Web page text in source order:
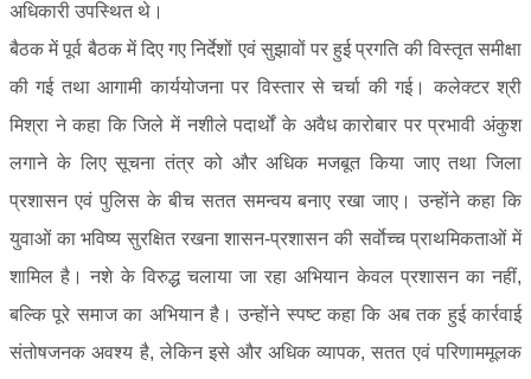
अधिकारी उपस्थित थे।
बैठक में पूर्व बैठक में दिए गए निर्देशों एवं सुझावों पर हुई प्रगति की विस्तृत समीक्षा
की गई तथा आगामी कार्ययोजना पर विस्तार से चर्चा की गई। कलेक्टर श्री
मिश्रा ने कहा कि जिले में नशीले पदार्थों के अवैध कारोबार पर प्रभावी अंकुश
लगाने के लिए सूचना तंत्र को और अधिक मजबूत किया जाए तथा जिला
प्रशासन एवं पुलिस के बीच सतत समन्वय बनाए रखा जाए। उन्होंने कहा कि
युवाओं का भविष्य सुरक्षित रखना शासन-प्रशासन की सर्वाेच्च प्राथमिकताओं में
शामिल है। नशे के विरुद्ध चलाया जा रहा अभियान केवल प्रशासन का नहीं,
बल्कि पूरे समाज का अभियान है। उन्होंने स्पष्ट कहा कि अब तक हुई कार्रवाई
संतोषजनक अवश्य है, लेकिन इसे और अधिक व्यापक, सतत एवं परिणाममूलक